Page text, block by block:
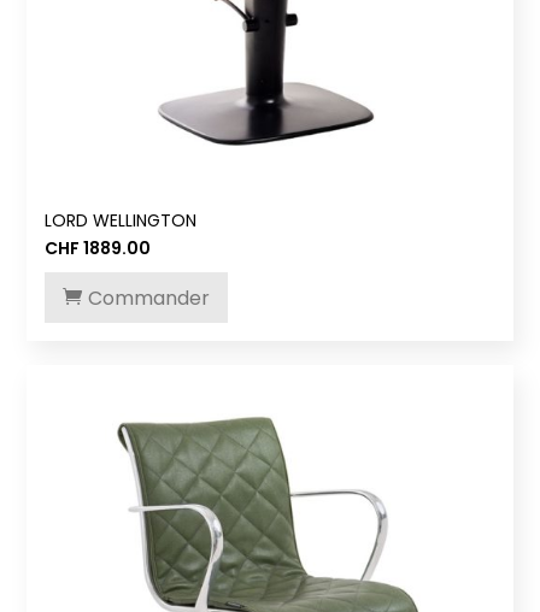
LORD WELLINGTON
CHF 1889.00
Commander